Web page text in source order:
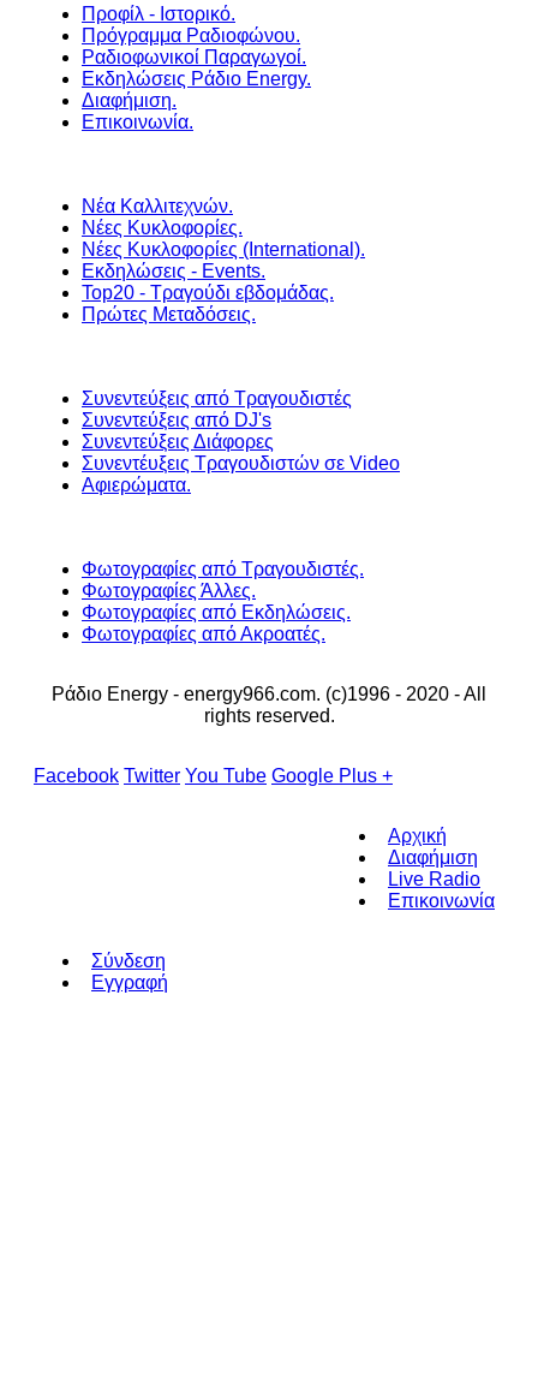
Προφίλ - Ιστορικό.
Πρόγραμμα Ραδιοφώνου.
Ραδιοφωνικοί Παραγωγοί.
Εκδηλώσεις Ράδιο Energy.
Διαφήμιση.
Επικοινωνία.
Νέα Καλλιτεχνών.
Νέες Κυκλοφορίες.
Νέες Κυκλοφορίες (International).
Εκδηλώσεις - Events.
Top20 - Τραγούδι εβδομάδας.
Πρώτες Μεταδόσεις.
Συνεντεύξεις από Τραγουδιστές
Συνεντεύξεις από DJ's
Συνεντεύξεις Διάφορες
Συνεντέυξεις Τραγουδιστών σε Video
Αφιερώματα.
Φωτογραφίες από Τραγουδιστές.
Φωτογραφίες Άλλες.
Φωτογραφίες από Εκδηλώσεις.
Φωτογραφίες από Ακροατές.
Ράδιο Energy - energy966.com. (c)1996 - 2020 - All
rights reserved.
Facebook Twitter You Tube Google Plus +
Αρχική
Διαφήμιση
Live Radio
Επικοινωνία
Σύνδεση
Εγγραφή